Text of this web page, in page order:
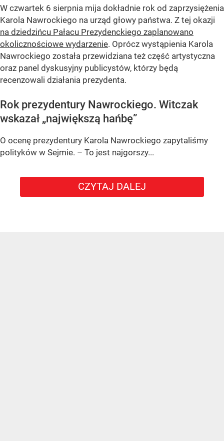
W czwartek 6 sierpnia mija dokładnie rok od zaprzysiężenia
Karola Nawrockiego na urząd głowy państwa. Z tej okazji
na dziedzińcu Pałacu Prezydenckiego zaplanowano
okolicznościowe wydarzenie. Oprócz wystąpienia Karola
Nawrockiego została przewidziana też część artystyczna
oraz panel dyskusyjny publicystów, którzy będą
recenzowali działania prezydenta.
Rok prezydentury Nawrockiego. Witczak
wskazał „największą hańbę”
O ocenę prezydentury Karola Nawrockiego zapytaliśmy
polityków w Sejmie. – To jest najgorszy...
CZYTAJ DALEJ